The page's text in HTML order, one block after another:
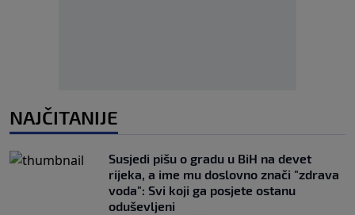
NAJČITANIJE
Susjedi pišu o gradu u BiH na devet
rijeka, a ime mu doslovno znači "zdrava
voda": Svi koji ga posjete ostanu
oduševljeni